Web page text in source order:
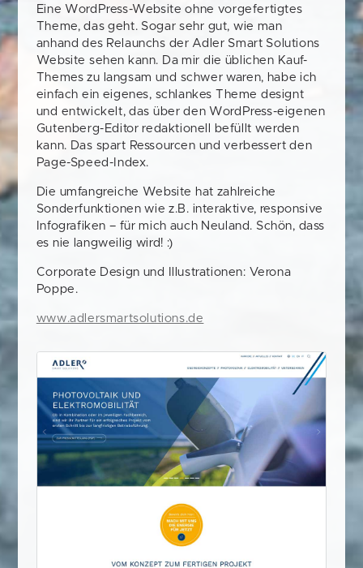
Eine WordPress-Website ohne vorgefertigtes
Theme, das geht. Sogar sehr gut, wie man
anhand des Relaunchs der Adler Smart Solutions
Website sehen kann. Da mir die üblichen Kauf-
Themes zu langsam und schwer waren, habe ich
einfach ein eigenes, schlankes Theme designt
und entwickelt, das über den WordPress-eigenen
Gutenberg-Editor redaktionell befüllt werden
kann. Das spart Ressourcen und verbessert den
Page-Speed-Index.
Die umfangreiche Website hat zahlreiche
Sonderfunktionen wie z.B. interaktive, responsive
Infografiken – für mich auch Neuland. Schön, dass
es nie langweilig wird! :)
Corporate Design und Illustrationen: Verona
Poppe.
www.adlersmartsolutions.de